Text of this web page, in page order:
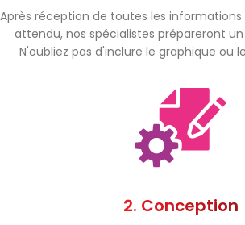
Après réception de toutes les
attendu, nos spécialistes prépareront
N'oubliez pas d'inclure le graphique ou
2. Conception